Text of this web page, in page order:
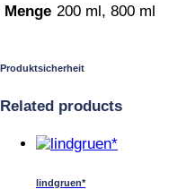
Menge 200 ml, 800 ml
Produktsicherheit
Related products
Dieses
lindgruen*